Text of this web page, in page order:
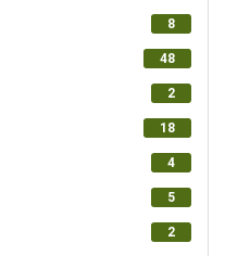
8
48
2
18
4
5
2